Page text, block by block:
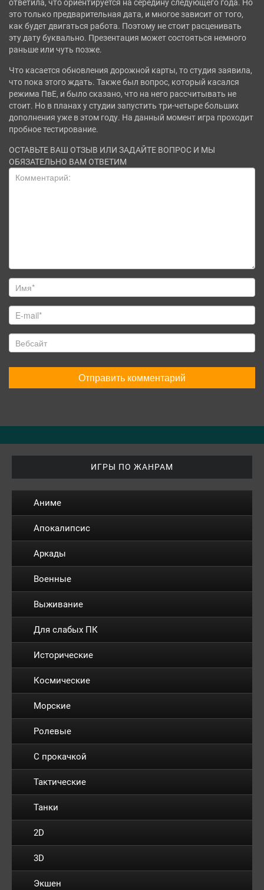
ответила, что ориентируется на середину следующего года. Но
это только предварительная дата, и многое зависит от того,
как будет двигаться работа. Поэтому не стоит расценивать
эту дату буквально. Презентация может состояться немного
раньше или чуть позже.
Что касается обновления дорожной карты, то студия заявила,
что пока этого ждать. Также был вопрос, который касался
режима ПвЕ, и было сказано, что на него рассчитывать не
стоит. Но в планах у студии запустить три-четыре больших
дополнения уже в этом году. На данный момент игра проходит
пробное тестирование.
ОСТАВЬТЕ ВАШ ОТЗЫВ ИЛИ ЗАДАЙТЕ ВОПРОС И МЫ
ОБЯЗАТЕЛЬНО ВАМ ОТВЕТИМ
ИГРЫ ПО ЖАНРАМ
Аниме
Апокалипсис
Аркады
Военные
Выживание
Для слабых ПК
Исторические
Космические
Морские
Ролевые
С прокачкой
Тактические
Танки
2D
3D
Экшен